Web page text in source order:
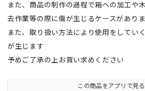
また、商品の制作の過程で箱への加工や
去作業等の際に傷が生じるケースがあり
また、取り扱い方法により使用をしてい
が生じます
予めご了承の上お買い求めください
この商品をアプリで見る